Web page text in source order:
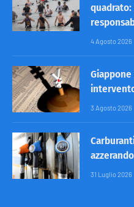
4 Agosto 2026
3 Agosto 2026
31 Luglio 2026